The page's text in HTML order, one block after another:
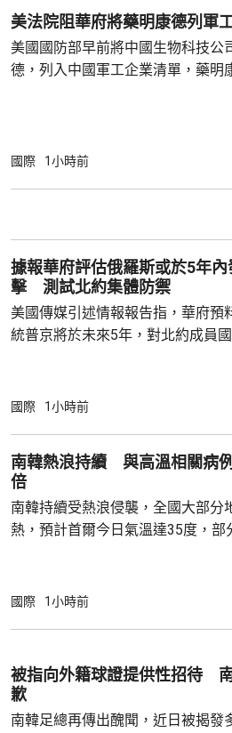
公民要提前做好準備，了解活動規
場、拍攝、攜帶物品等要求，如發
法權益受到侵害，應保持冷靜，依
美法院阻華府將藥明康德列軍
美國國防部早前將中國生物科技公
德，列入中國軍工企業清單，藥明
決表示歡迎，認為此舉減輕公司被
國際 1小時前
據報華府評估俄羅斯或於5年內
擊 測試北約集體防禦
美國傳媒引述情報報告指，華府預
統普京將於未來5年，對北約成員
性，包括網絡攻擊或小規模入侵等
地結束烏克蘭戰事的方式，便可能
約的衝突。 北約拒絕置評，只表示一直評估不
同情況，準備好在必要時作出防衛
國際 1小時前
南韓熱浪持續 與高溫相關病
倍
南韓持續受熱浪侵襲，全國大部分
熱，預計首爾今日氣溫達35度，部
天氣。 高溫天氣可能引致健康問題。南韓當局
2016至2020年增至658宗，過去5
落，但仍有638宗。與高溫天氣有
例亦有所增加，...
國際 1小時前
被指向外籍球證提供性招待
歉
南韓足總再傳出醜聞，近日被揭發